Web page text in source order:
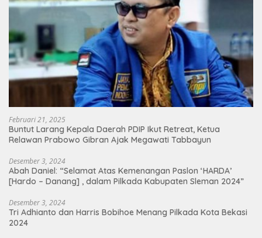
Februari 21, 2025
Buntut Larang Kepala Daerah PDIP Ikut Retreat, Ketua
Relawan Prabowo Gibran Ajak Megawati Tabbayun
Desember 3, 2024
Abah Daniel: “Selamat Atas Kemenangan Paslon ‘HARDA’
[Hardo – Danang] , dalam Pilkada Kabupaten Sleman 2024”
Desember 3, 2024
Tri Adhianto dan Harris Bobihoe Menang Pilkada Kota Bekasi
2024